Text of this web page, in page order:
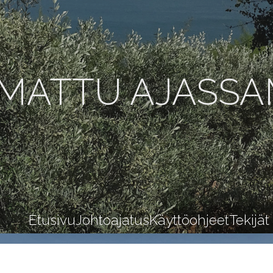
EtusivuJohtoajatusKäyttöohjeetTekijät